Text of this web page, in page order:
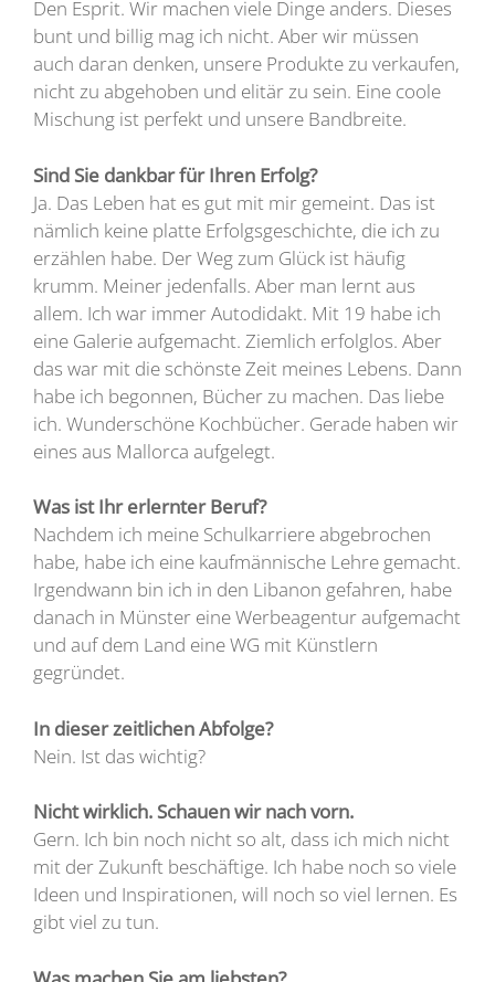
Den Esprit. Wir machen viele Dinge anders. Dieses
bunt und billig mag ich nicht. Aber wir müssen
auch daran denken, unsere Produkte zu verkaufen,
nicht zu abgehoben und elitär zu sein. Eine coole
Mischung ist perfekt und unsere Bandbreite.
Sind Sie dankbar für Ihren Erfolg?
Ja. Das Leben hat es gut mit mir gemeint. Das ist
nämlich keine platte Erfolgsgeschichte, die ich zu
erzählen habe. Der Weg zum Glück ist häufig
krumm. Meiner jedenfalls. Aber man lernt aus
allem. Ich war immer Autodidakt. Mit 19 habe ich
eine Galerie aufgemacht. Ziemlich erfolglos. Aber
das war mit die schönste Zeit meines Lebens. Dann
habe ich begonnen, Bücher zu machen. Das liebe
ich. Wunderschöne Kochbücher. Gerade haben wir
eines aus Mallorca aufgelegt.
Was ist Ihr erlernter Beruf?
Nachdem ich meine Schulkarriere abgebrochen
habe, habe ich eine kaufmännische Lehre gemacht.
Irgendwann bin ich in den Libanon gefahren, habe
danach in Münster eine Werbeagentur aufgemacht
und auf dem Land eine WG mit Künstlern
gegründet.
In dieser zeitlichen Abfolge?
Nein. Ist das wichtig?
Nicht wirklich. Schauen wir nach vorn.
Gern. Ich bin noch nicht so alt, dass ich mich nicht
mit der Zukunft beschäftige. Ich habe noch so viele
Ideen und Inspirationen, will noch so viel lernen. Es
gibt viel zu tun.